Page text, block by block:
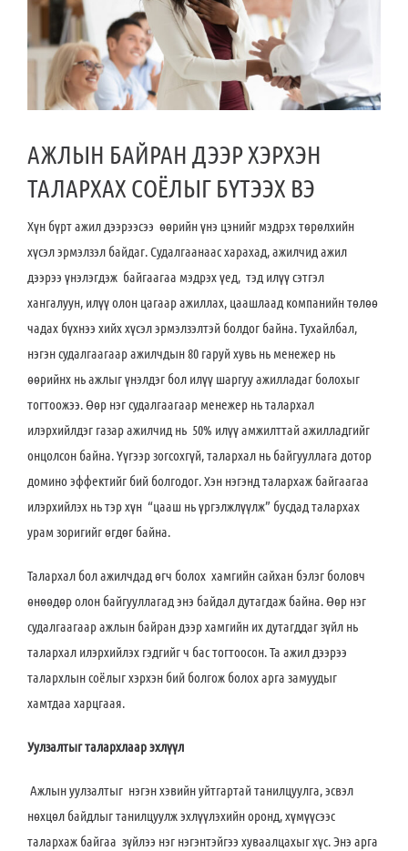
АЖЛЫН БАЙРАН ДЭЭР ХЭРХЭН
ТАЛАРХАХ СОЁЛЫГ БҮТЭЭХ ВЭ
Хүн бүрт ажил дээрээсээ өөрийн үнэ цэнийг мэдрэх төрөлхийн
хүсэл эрмэлзэл байдаг. Судалгаанаас харахад, ажилчид ажил
дээрээ үнэлэгдэж байгаагаа мэдрэх үед, тэд илүү сэтгэл
хангалуун, илүү олон цагаар ажиллах, цаашлаад компанийн төлөө
чадах бүхнээ хийх хүсэл эрмэлзэлтэй болдог байна. Тухайлбал,
нэгэн судалгаагаар ажилчдын 80 гаруй хувь нь менежер нь
өөрийнх нь ажлыг үнэлдэг бол илүү шаргуу ажилладаг болохыг
тогтоожээ. Өөр нэг судалгаагаар менежер нь талархал
илэрхийлдэг газар ажилчид нь 50% илүү амжилттай ажилладгийг
онцолсон байна. Үүгээр зогсохгүй, талархал нь байгууллага дотор
домино эффектийг бий болгодог. Хэн нэгэнд талархаж байгаагаа
илэрхийлэх нь тэр хүн “цааш нь үргэлжлүүлж” бусдад талархах
урам зоригийг өгдөг байна.
Талархал бол ажилчдад өгч болох хамгийн сайхан бэлэг боловч
өнөөдөр олон байгууллагад энэ байдал дутагдаж байна. Өөр нэг
судалгаагаар ажлын байран дээр хамгийн их дутагддаг зүйл нь
талархал илэрхийлэх гэдгийг ч бас тогтоосон. Та ажил дээрээ
талархлын соёлыг хэрхэн бий болгож болох арга замуудыг
хамтдаа харцгаая.
Уулзалтыг талархлаар эхлүүл
Ажлын уулзалтыг нэгэн хэвийн уйтгартай танилцуулга, эсвэл
нөхцөл байдлыг танилцуулж эхлүүлэхийн оронд, хүмүүсээс
талархаж байгаа зүйлээ нэг нэгэнтэйгээ хуваалцахыг хүс. Энэ арга